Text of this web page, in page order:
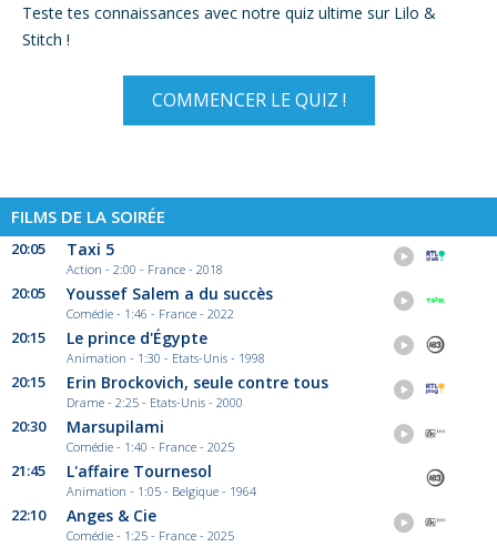
Teste tes connaissances avec notre quiz ultime sur Lilo &
Stitch !
COMMENCER LE QUIZ !
FILMS DE LA SOIRÉE
20:05 Taxi 5
Action - 2:00 - France - 2018
20:05 Youssef Salem a du succès
Comédie - 1:46 - France - 2022
20:15 Le prince d'Égypte
Animation - 1:30 - Etats-Unis - 1998
20:15 Erin Brockovich, seule contre tous
Drame - 2:25 - Etats-Unis - 2000
20:30 Marsupilami
Comédie - 1:40 - France - 2025
21:45 L'affaire Tournesol
Animation - 1:05 - Belgique - 1964
22:10 Anges & Cie
Comédie - 1:25 - France - 2025